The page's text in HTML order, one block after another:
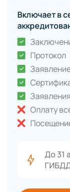
Включает в
Протокол
Оплату
До 31